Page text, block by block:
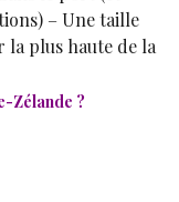
– Une taille
la plus haute de la
Zélande ?